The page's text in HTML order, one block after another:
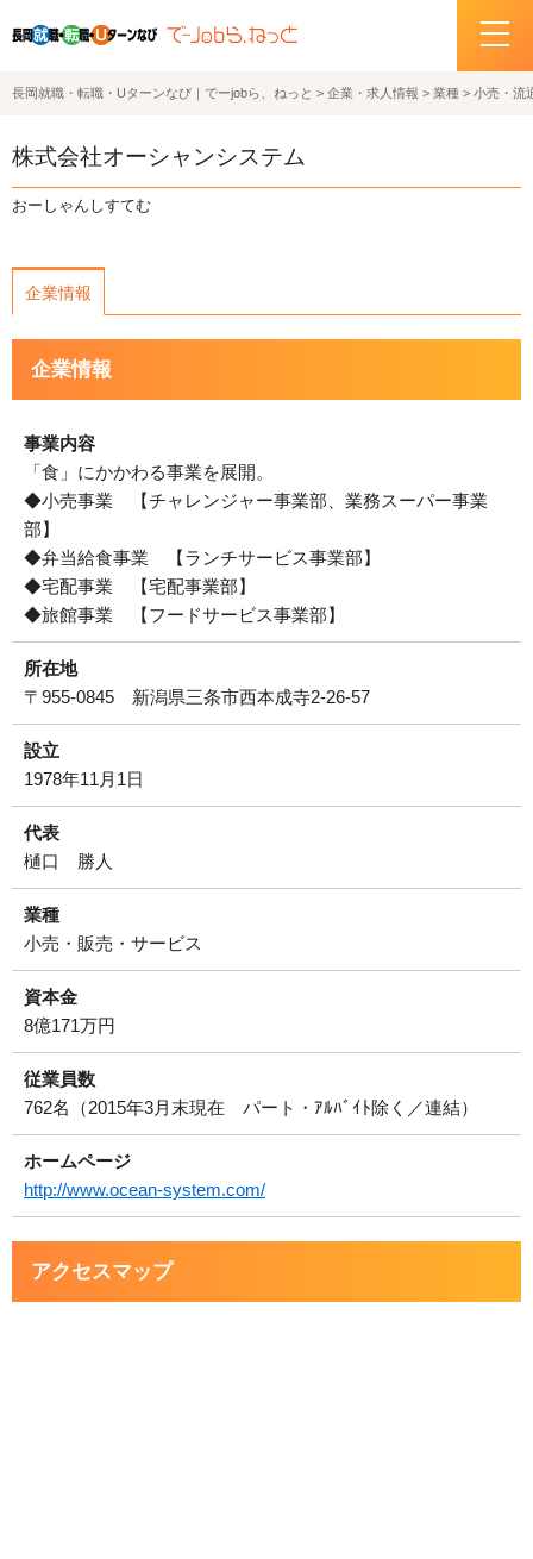
ホーム
イベント情報
サポートデスクの紹介
お問い合わせ
サイトポリシー
プライバシーポリシー
運営会社について
サイトマップ
長岡就職・転職・Uターンなび｜でーjobら、ねっと > 企業・求人情報 > 業種 > 小売・流
株式会社オーシャンシステム
おーしゃんしすてむ
企業情報
企業情報
事業内容
「食」にかかわる事業を展開。
◆小売事業 【チャレンジャー事業部、業務スーパー事業
部】
◆弁当給食事業 【ランチサービス事業部】
◆宅配事業 【宅配事業部】
◆旅館事業 【フードサービス事業部】
所在地
〒955-0845 新潟県三条市西本成寺2-26-57
設立
1978年11月1日
代表
樋口 勝人
業種
小売・販売・サービス
資本金
8億171万円
従業員数
762名（2015年3月末現在 パート・ｱﾙﾊﾞｲﾄ除く／連結）
ホームページ
http://www.ocean-system.com/
アクセスマップ